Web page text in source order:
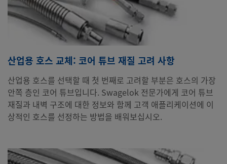
산업용 호스 교체: 코어 튜브 재질 고려 사항
산업용 호스를 선택할 때 첫 번째로 고려할 부분은 호스의 가장
안쪽 층인 코어 튜브입니다. Swagelok 전문가에게 코어 튜브
재질과 내벽 구조에 대한 정보와 함께 고객 애플리케이션에 이
상적인 호스를 선정하는 방법을 배워보십시오.